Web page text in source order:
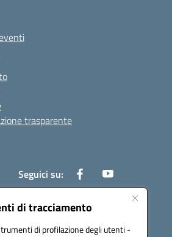
di tracciamento
di profilazione degli utenti -
trasparente
Seguici su: